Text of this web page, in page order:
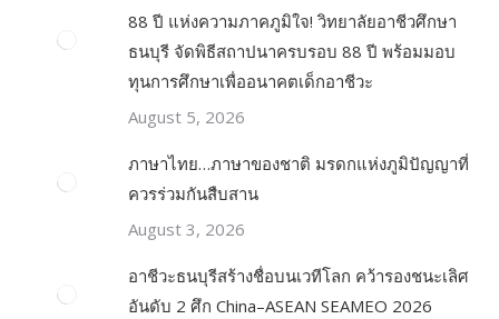
88 ปี แห่งความภาคภูมิใจ! วิทยาลัยอาชีวศึกษา
ธนบุรี จัดพิธีสถาปนาครบรอบ 88 ปี พร้อมมอบ
ทุนการศึกษาเพื่ออนาคตเด็กอาชีวะ
August 5, 2026
ภาษาไทย…ภาษาของชาติ มรดกแห่งภูมิปัญญาที่
ควรร่วมกันสืบสาน
August 3, 2026
อาชีวะธนบุรีสร้างชื่อบนเวทีโลก คว้ารองชนะเลิศ
อันดับ 2 ศึก China–ASEAN SEAMEO 2026